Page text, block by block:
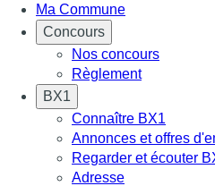
Ma Commune
Concours
Nos concours
Règlement
BX1
Connaître BX1
Annonces et offres
Regarder et écouter
Adresse